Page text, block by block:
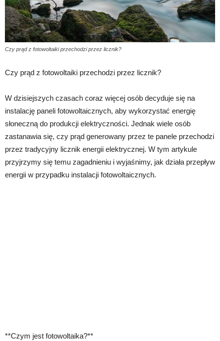
Czy prąd z fotowoltaiki przechodzi przez licznik?
Czy prąd z fotowoltaiki przechodzi przez licznik?
W dzisiejszych czasach coraz więcej osób decyduje się na
instalację paneli fotowoltaicznych, aby wykorzystać energię
słoneczną do produkcji elektryczności. Jednak wiele osób
zastanawia się, czy prąd generowany przez te panele przechodzi
przez tradycyjny licznik energii elektrycznej. W tym artykule
przyjrzymy się temu zagadnieniu i wyjaśnimy, jak działa przepływ
energii w przypadku instalacji fotowoltaicznych.
**Czym jest fotowoltaika?**